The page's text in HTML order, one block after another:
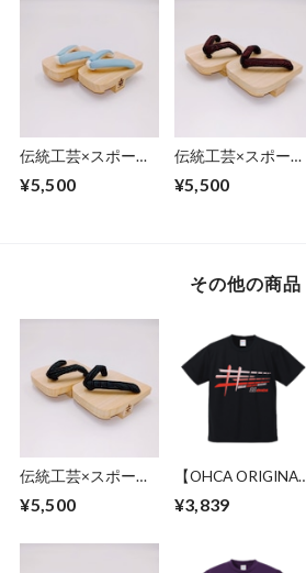
伝統工芸×スポーツ
下駄 (足半下駄) ブル
¥5,500
伝統工芸×スポーツ
京漆染- 赤紅
¥5,500
その他の商品
伝統工芸×スポーツ
科学 一本歯下駄 -
京漆染- 翡翠
¥5,500
【OHCA ORIGINAL
WEAR 2026】 オー
カオリジナルTシャ
¥3,839